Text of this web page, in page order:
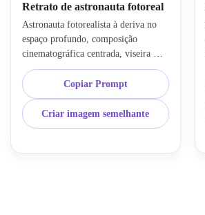
Retrato de astronauta fotoreal
Astronauta fotorealista à deriva no
espaço profundo, composição
cinematográfica centrada, viseira
reflexiva do capacete capturando
estrelas distantes, nebulosa azul e
roxa brilhante atrás do assunto,
iluminação sutil da borda, texturas
realistas do terno, campo de estrelas
detalhes nítidos, olhar de fotografia
Copiar Prompt
Criar imagem semelhante